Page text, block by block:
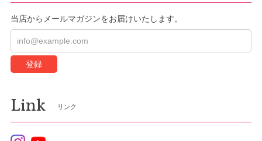
当店からメールマガジンをお届けいたします。
登録
Link リンク